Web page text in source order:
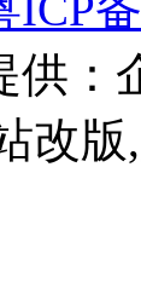
供：
改